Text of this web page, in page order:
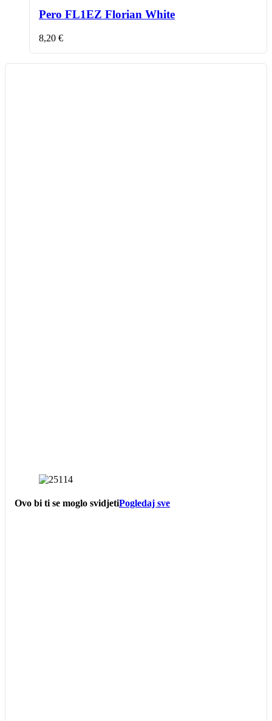
Pero FL1EZ Florian White
8,20 €
Ovo bi ti se moglo svidjetiPogledaj sve